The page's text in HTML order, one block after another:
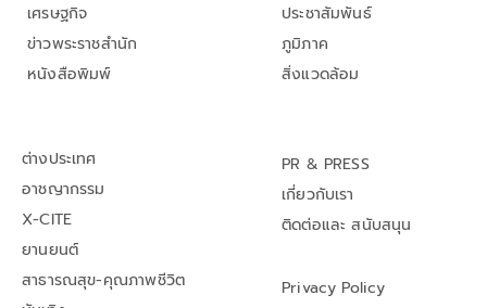
เศรษฐกิจ
ข่าวพระราชสำนัก
หนังสือพิมพ์
ประชาสัมพันธ์
ภูมิภาค
สิ่งแวดล้อม
ต่างประเทศ
อาชญากรรม
X-CITE
ยานยนต์
สาธารณสุข-คุณภาพชีวิต
PR & PRESS
เกี่ยวกับเรา
ติดต่อและ สนับสนุน
Privacy Policy